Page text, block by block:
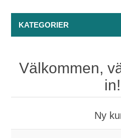
KATEGORIER
Välkommen,
in!
Ny